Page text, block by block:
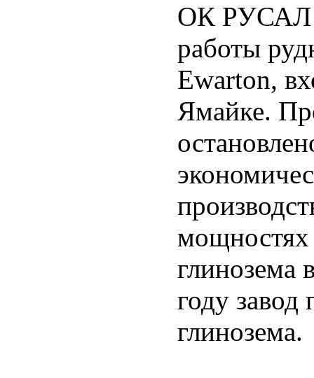
ОК РУСАЛ
работы
Ewarton,
Ямайке.
мощностях
глинозема
году завод
глинозема.